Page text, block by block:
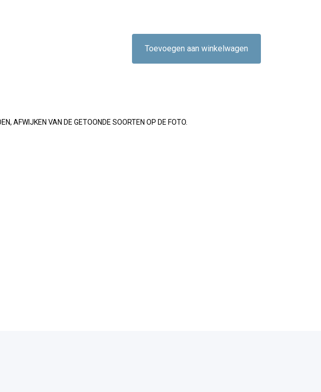
Toevoegen aan winkelwagen
AFWIJKEN VAN DE GETOONDE SOORTEN OP DE FOTO.